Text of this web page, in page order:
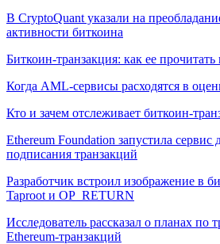
В CryptoQuant указали на
активности биткоина
Биткоин-транзакция: как ее прочитать
Когда AML-сервисы расходятся в
Кто и зачем отслеживает биткоин-
Ethereum Foundation запустила сервис
подписания транзакций
Разработчик встроил изображение в
Taproot и OP_RETURN
Исследователь рассказал о планах по
Ethereum-транзакций